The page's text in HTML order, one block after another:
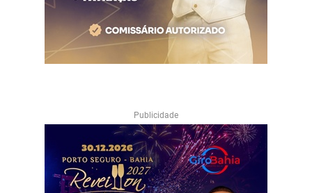
Publicidade